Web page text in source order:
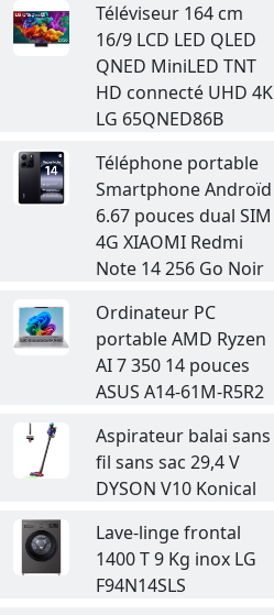
Téléviseur 164 cm
16/9 LCD LED QLED
QNED MiniLED TNT
HD connecté UHD 4K
LG 65QNED86B
Téléphone portable
Smartphone Androïd
6.67 pouces dual SIM
4G XIAOMI Redmi
Note 14 256 Go Noir
Ordinateur PC
portable AMD Ryzen
AI 7 350 14 pouces
ASUS A14-61M-R5R2
Aspirateur balai sans
fil sans sac 29,4 V
DYSON V10 Konical
Lave-linge frontal
1400 T 9 Kg inox LG
F94N14SLS